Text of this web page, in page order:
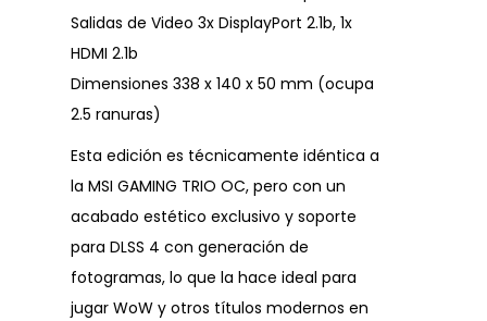
Salidas de Video 3x DisplayPort 2.1b, 1x
HDMI 2.1b
Dimensiones 338 x 140 x 50 mm (ocupa
2.5 ranuras)
Esta edición es técnicamente idéntica a
la MSI GAMING TRIO OC, pero con un
acabado estético exclusivo y soporte
para DLSS 4 con generación de
fotogramas, lo que la hace ideal para
jugar WoW y otros títulos modernos en